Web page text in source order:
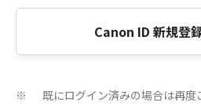
Canon ID 新規登
※ 既にログイン済みの場合は再度